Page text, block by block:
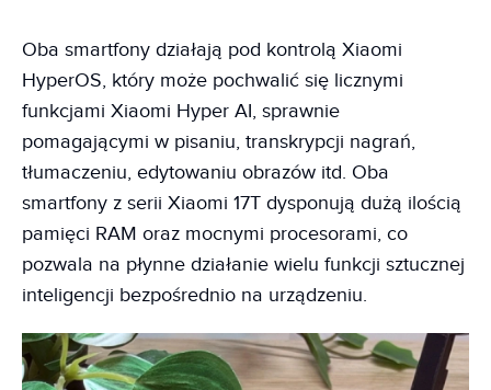
Oba smartfony działają pod kontrolą Xiaomi
HyperOS, który może pochwalić się licznymi
funkcjami Xiaomi Hyper AI, sprawnie
pomagającymi w pisaniu, transkrypcji nagrań,
tłumaczeniu, edytowaniu obrazów itd. Oba
smartfony z serii Xiaomi 17T dysponują dużą ilością
pamięci RAM oraz mocnymi procesorami, co
pozwala na płynne działanie wielu funkcji sztucznej
inteligencji bezpośrednio na urządzeniu.